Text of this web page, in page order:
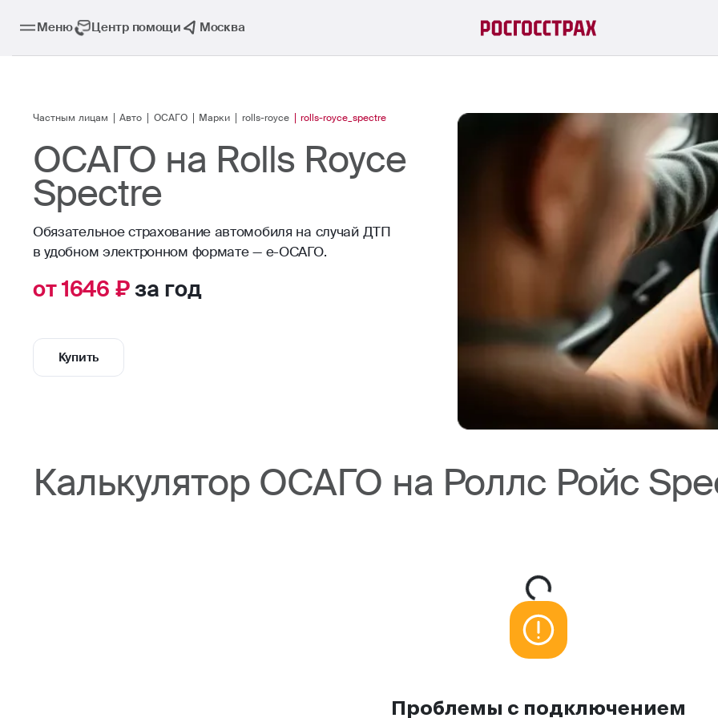
Меню Центр помощи Москва
Частным лицам Авто ОСАГО Марки rolls-royce rolls-royce_spectre
ОСАГО на Rolls Royce
Spectre
Обязательное страхование автомобиля на случай ДТП
в удобном электронном формате — е-ОСАГО.
от 1646 ₽за год
Купить
Калькулятор ОСАГО на Роллс Ройс